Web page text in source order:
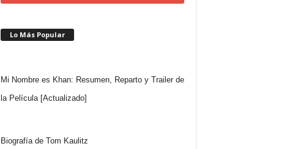
Lo Más Popular
Mi Nombre es Khan: Resumen, Reparto y Trailer de
la Película [Actualizado]
Biografía de Tom Kaulitz